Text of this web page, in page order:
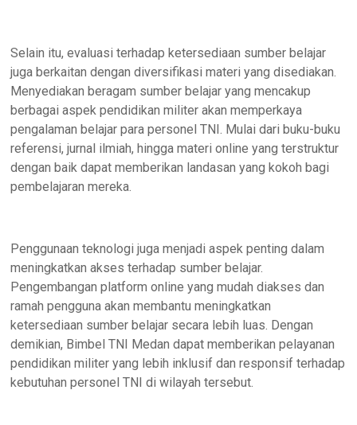
Selain itu, evaluasi terhadap ketersediaan sumber belajar
juga berkaitan dengan diversifikasi materi yang disediakan.
Menyediakan beragam sumber belajar yang mencakup
berbagai aspek pendidikan militer akan memperkaya
pengalaman belajar para personel TNI. Mulai dari buku-buku
referensi, jurnal ilmiah, hingga materi online yang terstruktur
dengan baik dapat memberikan landasan yang kokoh bagi
pembelajaran mereka.
Penggunaan teknologi juga menjadi aspek penting dalam
meningkatkan akses terhadap sumber belajar.
Pengembangan platform online yang mudah diakses dan
ramah pengguna akan membantu meningkatkan
ketersediaan sumber belajar secara lebih luas. Dengan
demikian, Bimbel TNI Medan dapat memberikan pelayanan
pendidikan militer yang lebih inklusif dan responsif terhadap
kebutuhan personel TNI di wilayah tersebut.